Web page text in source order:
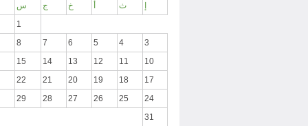
ث خ ج س
1
3
4
5
6
7
8
10
11
12
13
14
15
17
18
19
20
21
22
24
25
26
27
28
29
31